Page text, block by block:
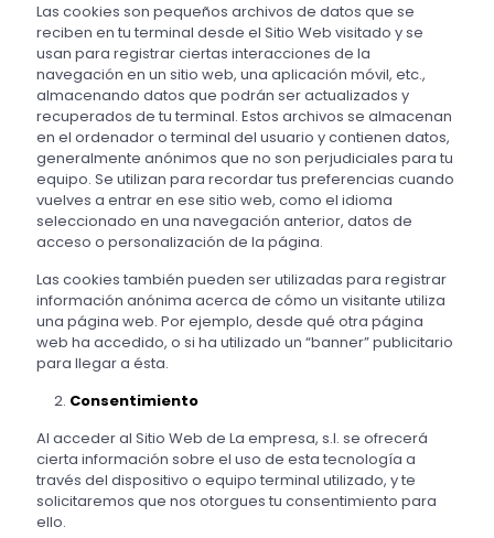
Las cookies son pequeños archivos de datos que se
reciben en tu terminal desde el Sitio Web visitado y se
usan para registrar ciertas interacciones de la
navegación en un sitio web, una aplicación móvil, etc.,
almacenando datos que podrán ser actualizados y
recuperados de tu terminal. Estos archivos se almacenan
en el ordenador o terminal del usuario y contienen datos,
generalmente anónimos que no son perjudiciales para tu
equipo. Se utilizan para recordar tus preferencias cuando
vuelves a entrar en ese sitio web, como el idioma
seleccionado en una navegación anterior, datos de
acceso o personalización de la página.
Las cookies también pueden ser utilizadas para registrar
información anónima acerca de cómo un visitante utiliza
una página web. Por ejemplo, desde qué otra página
web ha accedido, o si ha utilizado un “banner” publicitario
para llegar a ésta.
Consentimiento
Al acceder al Sitio Web de La empresa, s.l. se ofrecerá
cierta información sobre el uso de esta tecnología a
través del dispositivo o equipo terminal utilizado, y te
solicitaremos que nos otorgues tu consentimiento para
ello.